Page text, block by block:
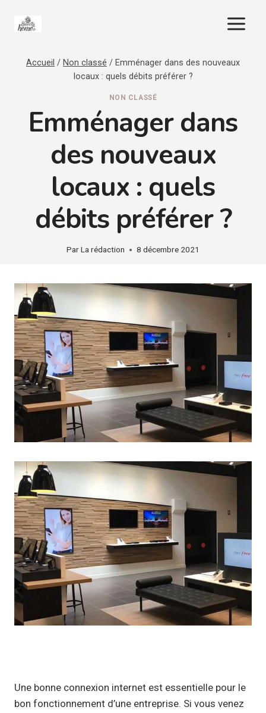
Accueil / Non classé / Emménager dans des nouveaux
locaux : quels débits préférer ?
NON CLASSÉ
Emménager dans
des nouveaux
locaux : quels
débits préférer ?
ParLa rédaction 8 décembre 2021
Une bonne connexion internet est essentielle pour le
bon fonctionnement d’une entreprise. Si vous venez